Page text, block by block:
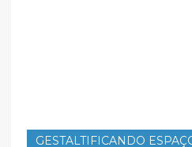
GESTALTIFICANDO